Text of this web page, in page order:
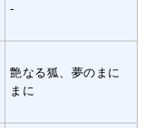
-
艶なる狐、夢のまに
まに